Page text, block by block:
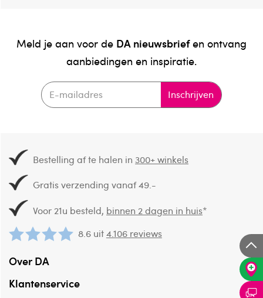
Meld je aan voor de DA nieuwsbriefen ontvang
aanbiedingen en inspiratie.
Inschrijven
Bestelling af te halen in300+ winkels
Gratis verzending vanaf 49.-
Voor 21u besteld, binnen 2 dagen in huis*
8.6 uit4.106 reviews
Over DA
Klantenservice